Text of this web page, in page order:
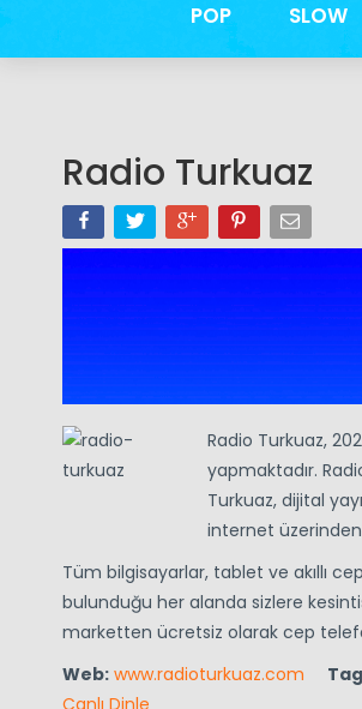
POP SLOW
Radio Turkuaz
Radio Turkuaz,
yapmaktadır.
Turkuaz, dijital
internet üzerinden
Tüm bilgisayarlar, tablet ve akıllı
bulunduğu her alanda sizlere
marketten ücretsiz olarak cep
Web: www.radioturkuaz.com
Canlı Dinle